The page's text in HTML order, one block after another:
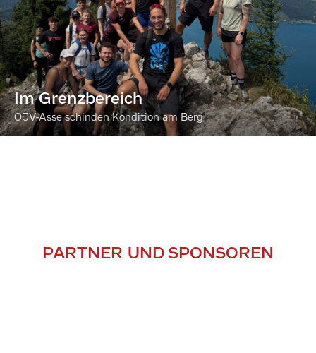
Im Grenzbereich
ÖJV-Asse schinden Kondition am Berg
PARTNER UND SPONSOREN